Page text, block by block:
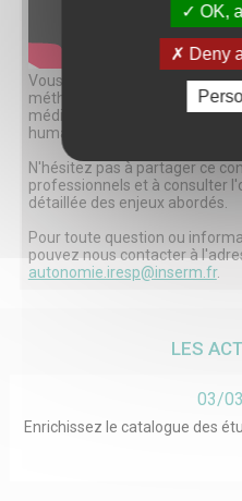
Vous y trouverez des
méthodes d'évaluation des
médico-social, et les
humaines et sociales.
N'hésitez pas à partager ce
professionnels et à consulter
détaillée des enjeux abordés.
Pour toute question ou
pouvez nous contacter à
autonomie.iresp@inserm.fr.
LES
03/
Enrichissez le catalogue des
OK,
Deny